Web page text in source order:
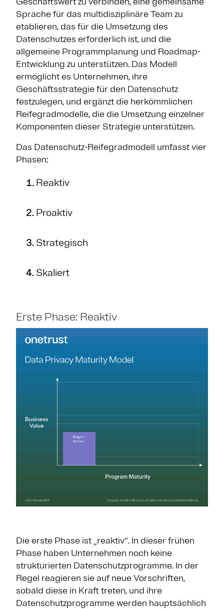
Sprache für das multidisziplinäre Team zu
etablieren, das für die Umsetzung des
Datenschutzes erforderlich ist, und die
allgemeine Programmplanung und Roadmap-
Entwicklung zu unterstützen. Das Modell
ermöglicht es Unternehmen, ihre
Geschäftsstrategie für den Datenschutz
festzulegen, und ergänzt die herkömmlichen
Reifegradmodelle, die die Umsetzung einzelner
Komponenten dieser Strategie unterstützen.
Das Datenschutz-Reifegradmodell umfasst vier
Phasen:
Reaktiv
Proaktiv
Strategisch
Skaliert
Erste Phase: Reaktiv
Die erste Phase ist „reaktiv“. In dieser frühen
Phase haben Unternehmen noch keine
strukturierten Datenschutzprogramme. In der
Regel reagieren sie auf neue Vorschriften,
sobald diese in Kraft treten, und ihre
Datenschutzprogramme werden hauptsächlich